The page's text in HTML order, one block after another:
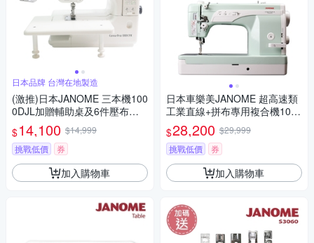
日本品牌 台灣在地製造
(激推)日本JANOME 三本機100
0DJL加贈輔助桌及6件壓布腳
組合
$14,100 $14,999
挑戰低價
券
加入購物車
日本車樂美JANOME 超高速類
工業直線+拼布專用複合機1000
HL加送壓布腳(加碼送)
$28,200 $29,999
挑戰低價
券
加入購物車